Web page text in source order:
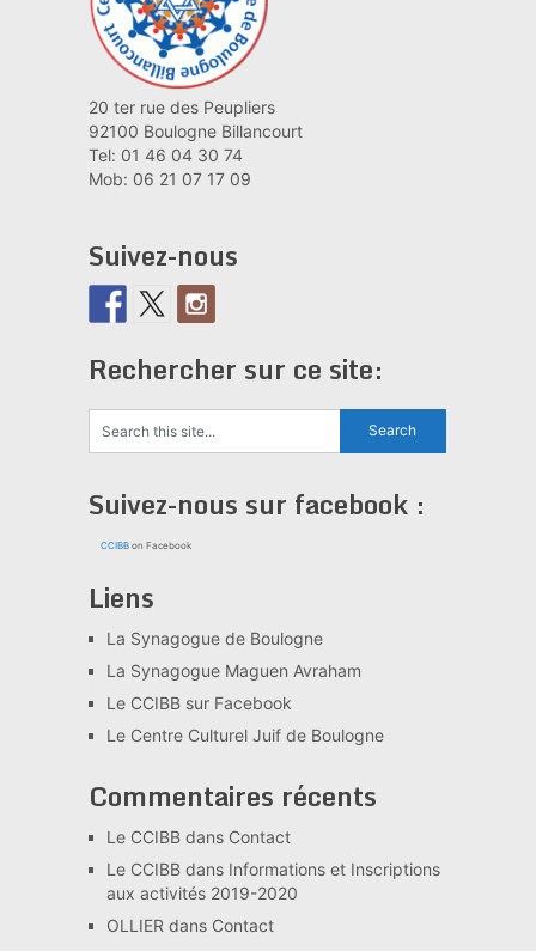
20 ter rue des Peupliers
92100 Boulogne Billancourt
Tel: 01 46 04 30 74
Mob: 06 21 07 17 09
Suivez-nous
Rechercher sur ce site:
Suivez-nous sur facebook :
CCIBBon Facebook
Liens
La Synagogue de Boulogne
La Synagogue Maguen Avraham
Le CCIBB sur Facebook
Le Centre Culturel Juif de Boulogne
Commentaires récents
Le CCIBBdans Contact
Le CCIBBdans Informations et Inscriptions
aux activités 2019-2020
OLLIER dans Contact